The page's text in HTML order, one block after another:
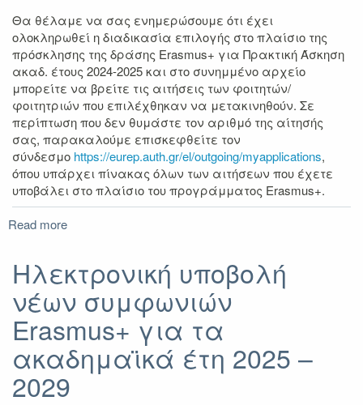
Προγράμματος
Erasmus+
2023-
2025
Θα θέλαμε να σας ενημερώσουμε ότι έχει
ολοκληρωθεί η διαδικασία επιλογής στο πλαίσιο της
πρόσκλησης της δράσης Erasmus+ για Πρακτική Άσκηση
ακαδ. έτους 2024-2025 και στο συνημμένο αρχείο
μπορείτε να βρείτε τις αιτήσεις των φοιτητών/
φοιτητριών που επιλέχθηκαν να μετακινηθούν. Σε
περίπτωση που δεν θυμάστε τον αριθμό της αίτησής
σας, παρακαλούμε επισκεφθείτε τον
σύνδεσμο https://eurep.auth.gr/el/outgoing/myapplications,
όπου υπάρχει πίνακας όλων των αιτήσεων που έχετε
υποβάλει στο πλαίσιο του προγράμματος Erasmus+.
Read more
Πρακτική
Άσκηση
ακαδ.
έτους
2024-
2025
Ηλεκτρονική υποβολή
νέων συμφωνιών
Erasmus+ για τα
ακαδημαϊκά έτη 2025 –
2029